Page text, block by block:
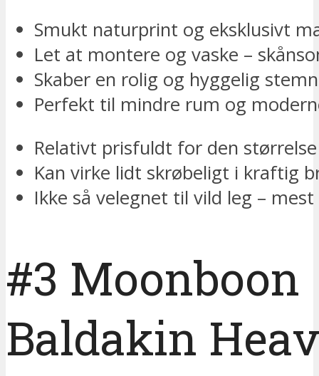
Smukt naturprint og eksklusivt
Let at montere og vaske –
Skaber en rolig og hyggelig
Perfekt til mindre rum og
Relativt prisfuldt for den størrelse
Kan virke lidt skrøbeligt i kraftig
Ikke så velegnet til vild leg –
#3 Moonboon
Baldakin